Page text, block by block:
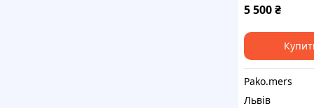
5 500₴
Pako.mers
Львів